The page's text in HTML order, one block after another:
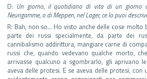
D: Un giorno, il quotidiano di vita di un giorno
Neungamme, o di Meppen, nel Lager, ce lo puoi
R: Bah, non so… Ho visto anche delle cose molto
parte dei russi specialmente, da parte dei
cannibalismo addirittura, mangiare carne di
russi che, quando vedevano qualche morto,
arrivasse qualcuno a sgombrarlo, gli aprivano
aveva delle protesi. E se aveva delle protesi, con